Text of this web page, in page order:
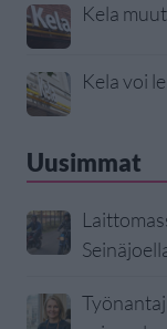
Kela
Kela voi
Uusimmat